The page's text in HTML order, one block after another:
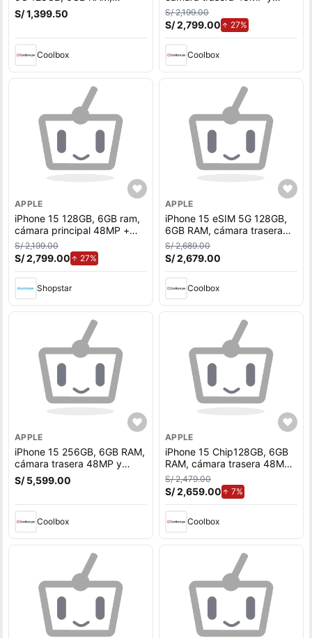
cámara trasera 48MP y
frontal 12MP, 6.1"", negro
S/ 1,399.50
Coolbox
frontal 12MP, 6.1"", rosado
S/ 2,199.00
S/ 2,799.00 27%de aumento.
Coolbox
APPLE
iPhone 15 128GB, 6GB ram,
cámara principal 48MP +
12MP, frontal 12MP, 6.1"",
negro
S/ 2,199.00
S/ 2,799.00 27%
Shopstar
APPLE
iPhone 15 eSIM 5G 128GB,
6GB RAM, cámara trasera
48MP y frontal 12MP, 6.1"",
iOS, sky blue
S/ 2,689.00
S/ 2,679.00
Coolbox
APPLE
iPhone 15 256GB, 6GB RAM,
cámara trasera 48MP y
frontal 12MP, 6.1"", negro
S/ 5,599.00
Coolbox
APPLE
iPhone 15 Chip128GB, 6GB
RAM, cámara trasera 48MP
y frontal 12MP, 6.1"", negro
S/ 2,479.00
S/ 2,659.00 7%de aumento.
Coolbox